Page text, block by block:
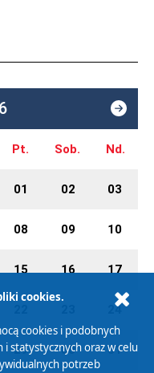
Pt. Sob. Nd.
01 02 03
08 09 10
15 16 17
24
29 30 31
cookies.
cookies i podobnych
statystycznych oraz w celu
potrzeb